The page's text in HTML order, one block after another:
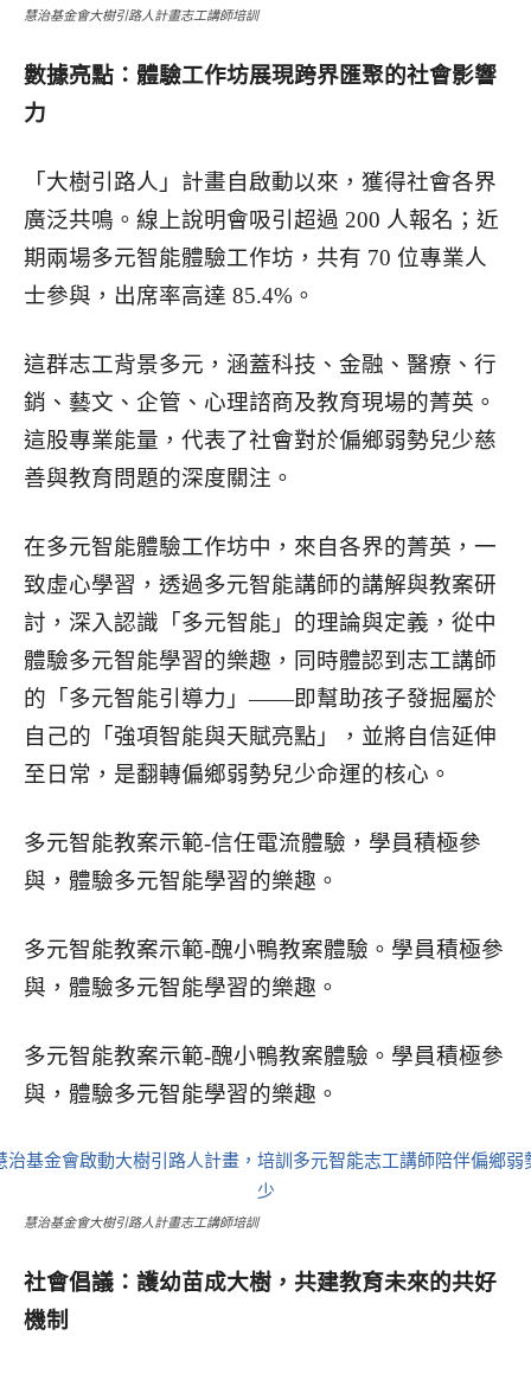
慧治基金會大樹引路人計畫志工講師培訓
數據亮點：體驗工作坊展現跨界匯聚的社會影響
力
「大樹引路人」計畫自啟動以來，獲得社會各界
廣泛共鳴。線上說明會吸引超過 200 人報名；近
期兩場多元智能體驗工作坊，共有 70 位專業人
士參與，出席率高達 85.4%。
這群志工背景多元，涵蓋科技、金融、醫療、行
銷、藝文、企管、心理諮商及教育現場的菁英。
這股專業能量，代表了社會對於偏鄉弱勢兒少慈
善與教育問題的深度關注。
在多元智能體驗工作坊中，來自各界的菁英，一
致虛心學習，透過多元智能講師的講解與教案研
討，深入認識「多元智能」的理論與定義，從中
體驗多元智能學習的樂趣，同時體認到志工講師
的「多元智能引導力」——即幫助孩子發掘屬於
自己的「強項智能與天賦亮點」，並將自信延伸
至日常，是翻轉偏鄉弱勢兒少命運的核心。
多元智能教案示範-信任電流體驗，學員積極參
與，體驗多元智能學習的樂趣。
多元智能教案示範-醜小鴨教案體驗。學員積極參
與，體驗多元智能學習的樂趣。
多元智能教案示範-醜小鴨教案體驗。學員積極參
與，體驗多元智能學習的樂趣。
慧治基金會大樹引路人計畫志工講師培訓
社會倡議：護幼苗成大樹，共建教育未來的共好
機制